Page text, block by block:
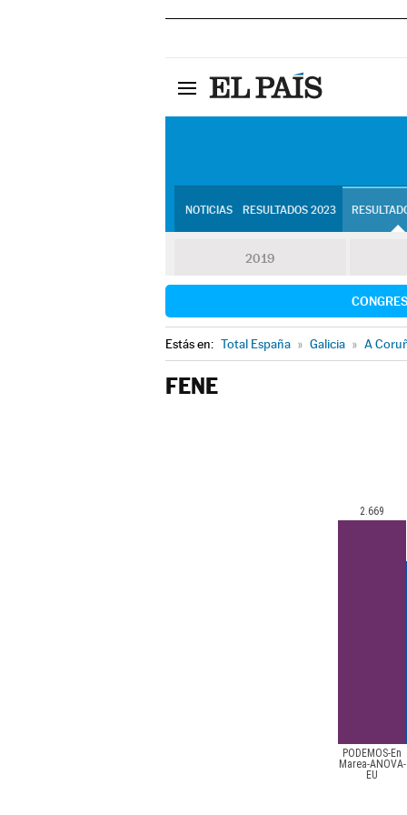
NOTICIAS RESULTADOS 2023
2019
Estás en: Total España » Galicia » A
FENE
PODEMOS-En
Marea-ANOVA-
EU
2.669